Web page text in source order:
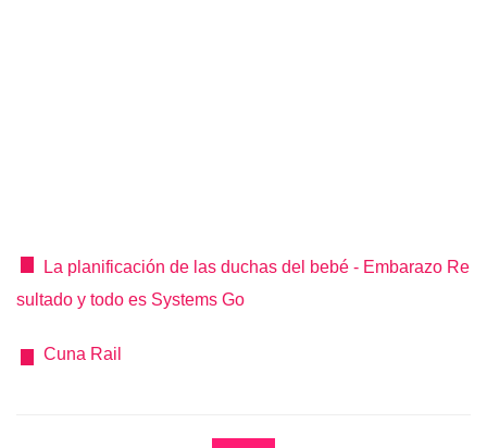
La planificación de las duchas del bebé - Embarazo Re
sultado y todo es Systems Go
Cuna Rail